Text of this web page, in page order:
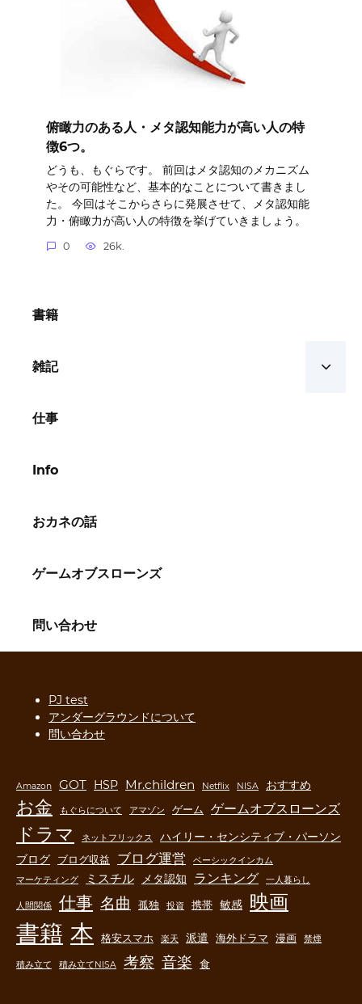
俯瞰力のある人・メタ認知能力が高い人の特
徴6つ。
どうも、もぐらです。 前回はメタ認知のメカニズム
やその可能性など、基本的なことについて書きまし
た。 今回はそこからさらに発展させて、メタ認知能
力・俯瞰力が高い人の特徴を挙げていきましょう。
0 26k.
書籍
雑記
仕事
Info
おカネの話
ゲームオブスローンズ
問い合わせ
PJ test
アンダーグラウンドについて
問い合わせ
Amazon GOT HSP Mr.children Netflix NISA おすすめ
お金 もぐらについて アマゾン ゲーム ゲームオブスローンズ
ドラマ ネットフリックス
ハイリー・センシティブ・パーソン
ブログ
ブログ収益 ブログ運営
ベーシックインカム
マーケティング
ミスチル メタ認知 ランキング 一人暮らし
人間関係 仕事 名曲 孤独 投資 携帯 敏感 映画
書籍 本 格安スマホ 楽天 派遣 海外ドラマ 漫画 禁煙
積み立て 積み立てNISA 考察 音楽 食